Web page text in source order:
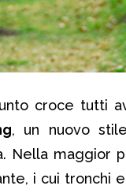
croce tutti
, un nuovo
Nella maggior
i cui tronchi